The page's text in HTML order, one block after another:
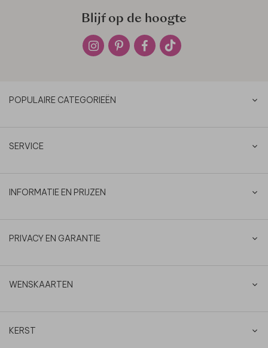
Blijf op de hoogte
POPULAIRE CATEGORIEËN
SERVICE
INFORMATIE EN PRIJZEN
PRIVACY EN GARANTIE
WENSKAARTEN
KERST